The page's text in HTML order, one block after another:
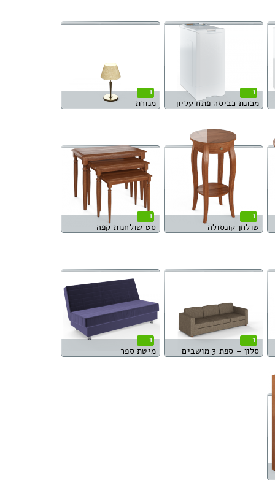
1
מכונת כביסה פתח עליון
1
מנורת
1
שולחן קונסולה
1
סט שולחנות קפה
1
סלון – ספת 3 מושבים
1
מיטת ספר